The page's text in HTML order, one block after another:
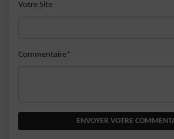
Votre Site
Commentaire*
ENVOYER VOTRE